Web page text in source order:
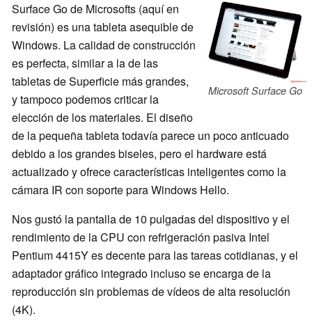
Microsoft Surface Go
Surface Go de Microsofts (aquí en
revisión) es una tableta asequible de
Windows. La calidad de construcción
es perfecta, similar a la de las
tabletas de Superficie más grandes,
y tampoco podemos criticar la
elección de los materiales. El diseño
de la pequeña tableta todavía parece un poco anticuado
debido a los grandes biseles, pero el hardware está
actualizado y ofrece características inteligentes como la
cámara IR con soporte para Windows Hello.
Nos gustó la pantalla de 10 pulgadas del dispositivo y el
rendimiento de la CPU con refrigeración pasiva Intel
Pentium 4415Y es decente para las tareas cotidianas, y el
adaptador gráfico integrado incluso se encarga de la
reproducción sin problemas de vídeos de alta resolución
(4K).